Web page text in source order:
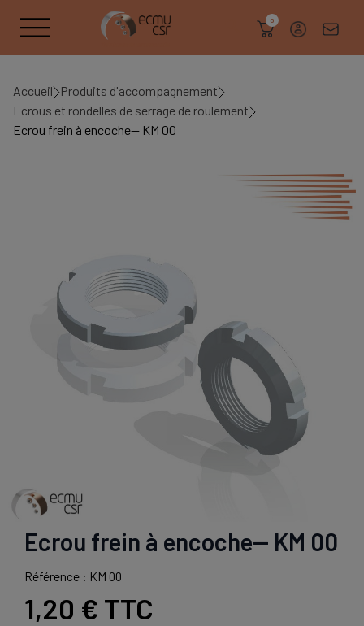
0
Accueil
Produits d'accompagnement
Ecrous et rondelles de serrage de roulement
Ecrou frein à encoche-- KM 00
Ecrou frein à encoche-- KM 00
Référence : KM 00
1,20 € TTC